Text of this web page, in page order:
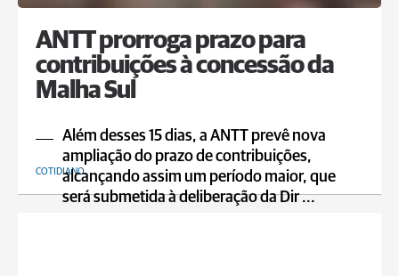
ANTT prorroga prazo para
contribuições à concessão da
Malha Sul
Além desses 15 dias, a ANTT prevê nova
ampliação do prazo de contribuições,
alcançando assim um período maior, que
será submetida à deliberação da Dir ...
COTIDIANO